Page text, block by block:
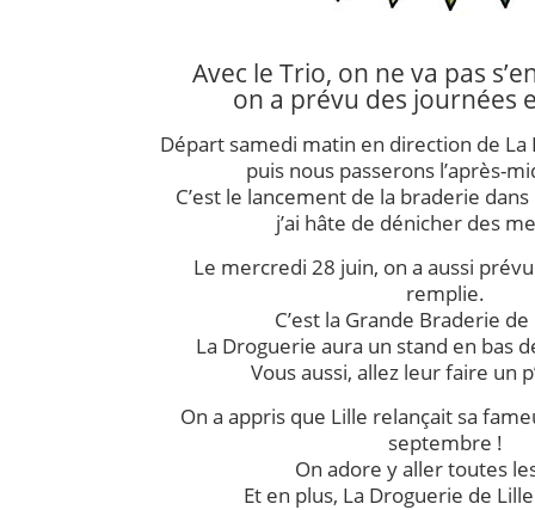
Avec le Trio, on ne va pas
on a prévu des journées
Départ samedi matin en direction de
puis nous passerons l’après-
C’est le lancement de la braderie
j’ai hâte de dénicher des
Le mercredi 28 juin, on a aussi
remplie.
C’est la Grande Braderie de
La Droguerie aura un stand en bas
Vous aussi, allez leur faire un
On a appris que Lille relançait sa
septembre !
On adore y aller toutes
Et en plus, La Droguerie de